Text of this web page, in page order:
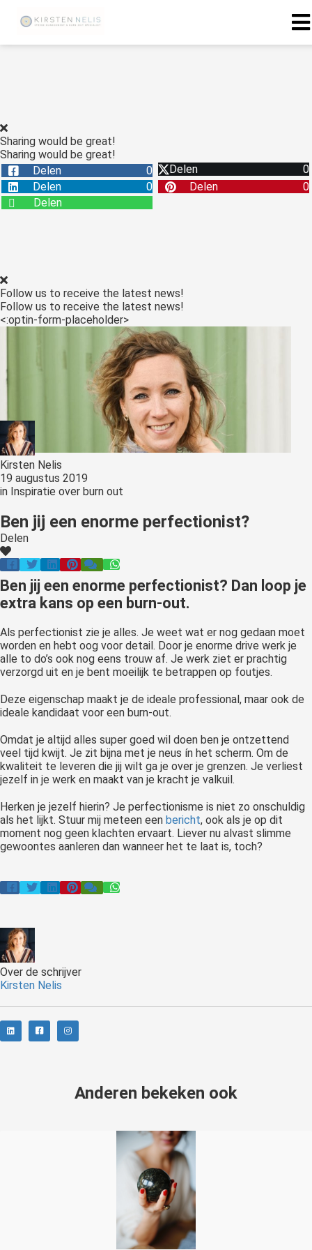
Sharing would be great!
Sharing would be great!
Delen
0 Delen
0
Delen
0 Delen
0
Delen
Follow us to receive the latest news!
Follow us to receive the latest news!
<:optin-form-placeholder>
Kirsten Nelis
19 augustus 2019
in Inspiratie over burn out
Ben jij een enorme perfectionist?
Delen
Ben jij een enorme perfectionist? Dan loop je
extra kans op een burn-out.
Als perfectionist zie je alles. Je weet wat er nog gedaan moet
worden en hebt oog voor detail. Door je enorme drive werk je
alle to do’s ook nog eens trouw af. Je werk ziet er prachtig
verzorgd uit en je bent moeilijk te betrappen op foutjes.
Deze eigenschap maakt je de ideale professional, maar ook de
ideale kandidaat voor een burn-out.
Omdat je altijd alles super goed wil doen ben je ontzettend
veel tijd kwijt. Je zit bijna met je neus ín het scherm. Om de
kwaliteit te leveren die jij wilt ga je over je grenzen. Je verliest
jezelf in je werk en maakt van je kracht je valkuil.
Herken je jezelf hierin? Je perfectionisme is niet zo onschuldig
als het lijkt. Stuur mij meteen een bericht, ook als je op dit
moment nog geen klachten ervaart. Liever nu alvast slimme
gewoontes aanleren dan wanneer het te laat is, toch?
Over de schrijver
Kirsten Nelis
Anderen bekeken ook
zijn
deze
kan de
worden
om
te
over
op
gebruikt
de
Hierdoor
website-
van